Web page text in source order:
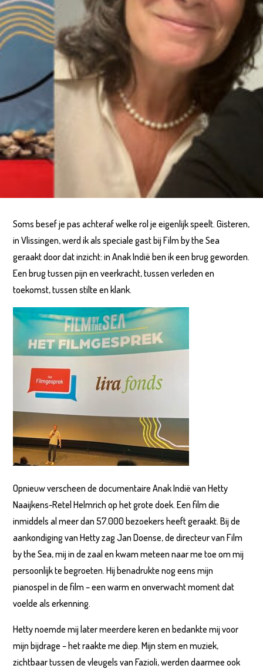
Soms besef je pas achteraf welke rol je eigenlijk speelt. Gisteren,
in Vlissingen, werd ik als speciale gast bij Film by the Sea
geraakt door dat inzicht: in Anak Indië ben ik een brug geworden.
Een brug tussen pijn en veerkracht, tussen verleden en
toekomst, tussen stilte en klank.
Opnieuw verscheen de documentaire Anak Indië van Hetty
Naaijkens-Retel Helmrich op het grote doek. Een film die
inmiddels al meer dan 57.000 bezoekers heeft geraakt. Bij de
aankondiging van Hetty zag Jan Doense, de directeur van Film
by the Sea, mij in de zaal en kwam meteen naar me toe om mij
persoonlijk te begroeten. Hij benadrukte nog eens mijn
pianospel in de film – een warm en onverwacht moment dat
voelde als erkenning.
Hetty noemde mij later meerdere keren en bedankte mij voor
mijn bijdrage – het raakte me diep. Mijn stem en muziek,
zichtbaar tussen de vleugels van Fazioli, werden daarmee ook